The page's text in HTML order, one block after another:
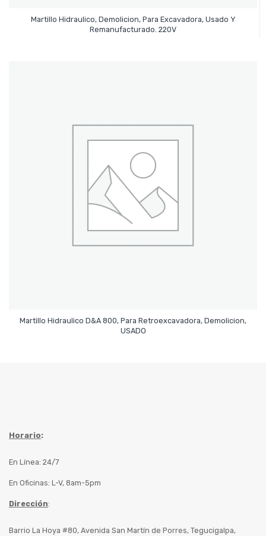
Martillo Hidraulico, Demolicion, Para Excavadora, Usado Y
Remanufacturado. 220V
Leer Más
Martillo Hidraulico D&A 800, Para Retroexcavadora, Demolicion,
USADO
Leer Más
Horario:
En Línea: 24/7
En Oficinas: L-V, 8am-5pm
Dirección:
Barrio La Hoya #80, Avenida San Martín de Porres, Tegucigalpa,